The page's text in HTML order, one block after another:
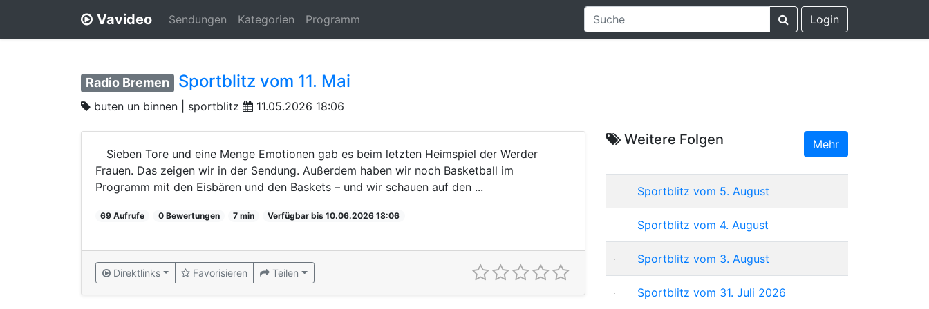
Vavideo Sendungen Kategorien Programm Login
Radio Bremen Sportblitz vom 11. Mai
buten un binnen | sportblitz 11.05.2026 18:06
Sieben Tore und eine Menge Emotionen gab es beim letzten Heimspiel der Werder
Frauen. Das zeigen wir in der Sendung. Außerdem haben wir noch Basketball im
Programm mit den Eisbären und den Baskets – und wir schauen auf den ...
69 Aufrufe 0 Bewertungen 7 min Verfügbar bis 10.06.2026 18:06
Direktlinks Favorisieren Teilen
Weitere Folgen Mehr
Sportblitz vom 5. August
Sportblitz vom 4. August
Sportblitz vom 3. August
Sportblitz vom 31. Juli 2026